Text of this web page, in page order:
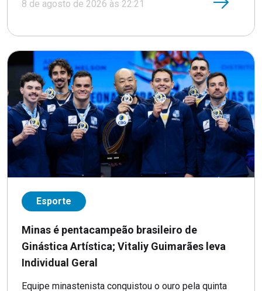
8 de agosto de 2026 às 22:21
Esporte
Minas é pentacampeão brasileiro de
Ginástica Artística; Vitaliy Guimarães leva
Individual Geral
Equipe minastenista conquistou o ouro pela quinta